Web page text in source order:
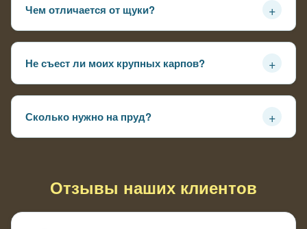
Чем отличается от щуки? +
Не съест ли моих крупных карпов? +
Сколько нужно на пруд? +
Отзывы наших клиентов